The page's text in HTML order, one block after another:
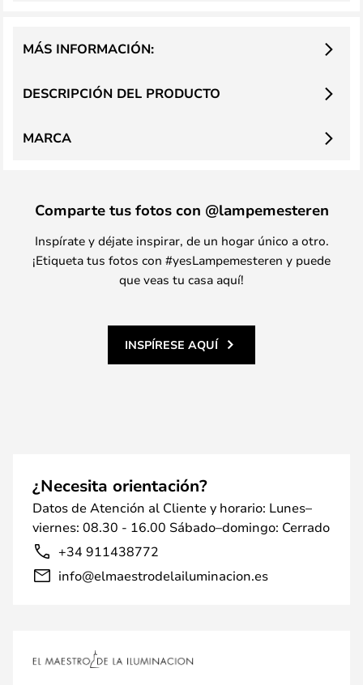
DESCRIPCIÓN DEL PRODUCTO
MÁS INFORMACIÓN:
MARCA
Comparte tus fotos con @lampemesteren
Inspírate y déjate inspirar, de un hogar único a otro.
¡Etiqueta tus fotos con #yesLampemesteren y puede
que veas tu casa aquí!
INSPÍRESE AQUÍ
¿Necesita orientación?
Datos de Atención al Cliente y horario: Lunes–
viernes: 08.30 - 16.00 Sábado–domingo: Cerrado
+34 911438772
info@elmaestrodelailuminacion.es